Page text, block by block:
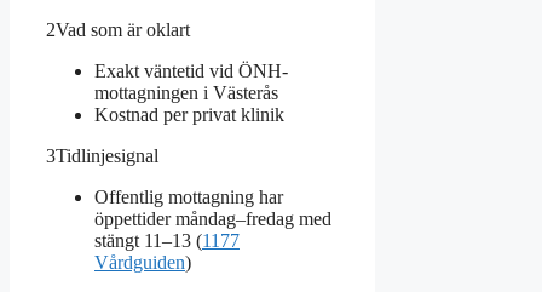
2Vad som är oklart
Exakt väntetid vid ÖNH-
mottagningen i Västerås
Kostnad per privat klinik
3Tidlinjesignal
Offentlig mottagning har
öppettider måndag–fredag med
stängt 11–13 (1177
Vårdguiden)